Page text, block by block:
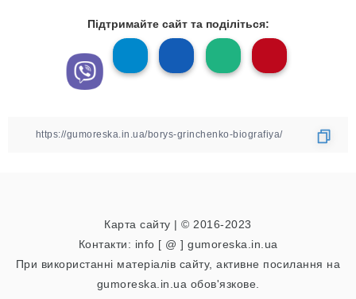
Підтримайте сайт та поділіться:
Карта сайту | © 2016-2023
Контакти: info [ @ ] gumoreska.in.ua
При використанні матеріалів сайту, активне посилання на
gumoreska.in.ua обов'язкове.